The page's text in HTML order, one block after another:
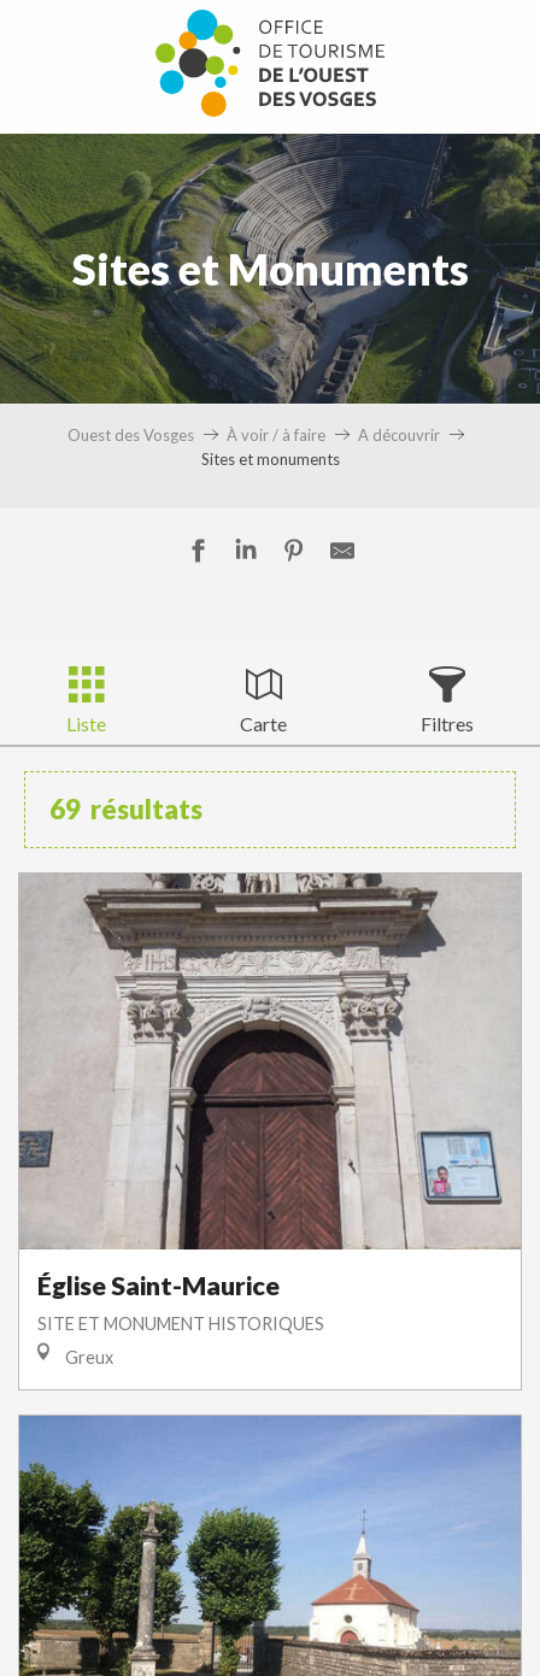
Sites et Monuments
Ouest des Vosges À voir / à faire
A découvrir
Sites et monuments
Liste Carte Filtres
69 résultats
Église Saint-Maurice
SITE ET MONUMENT HISTORIQUES
Greux